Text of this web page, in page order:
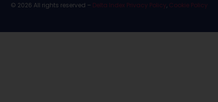
© 2026 All rights reserved – Delta Index Privacy Policy, Cookie Policy